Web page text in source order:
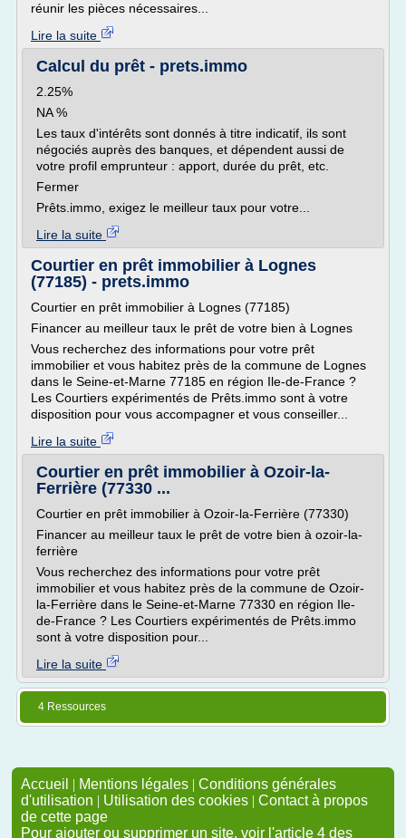
réunir les pièces nécessaires...
Lire la suite
Calcul du prêt - prets.immo
2.25%
NA %
Les taux d'intérêts sont donnés à titre indicatif, ils sont
négociés auprès des banques, et dépendent aussi de
votre profil emprunteur : apport, durée du prêt, etc.
Fermer
Prêts.immo, exigez le meilleur taux pour votre...
Lire la suite
Courtier en prêt immobilier à Lognes
(77185) - prets.immo
Courtier en prêt immobilier à Lognes (77185)
Financer au meilleur taux le prêt de votre bien à Lognes
Vous recherchez des informations pour votre prêt
immobilier et vous habitez près de la commune de Lognes
dans le Seine-et-Marne 77185 en région Ile-de-France ?
Les Courtiers expérimentés de Prêts.immo sont à votre
disposition pour vous accompagner et vous conseiller...
Lire la suite
Courtier en prêt immobilier à Ozoir-la-
Ferrière (77330 ...
Courtier en prêt immobilier à Ozoir-la-Ferrière (77330)
Financer au meilleur taux le prêt de votre bien à ozoir-la-
ferrière
Vous recherchez des informations pour votre prêt
immobilier et vous habitez près de la commune de Ozoir-
la-Ferrière dans le Seine-et-Marne 77330 en région Ile-
de-France ? Les Courtiers expérimentés de Prêts.immo
sont à votre disposition pour...
Lire la suite
4 Ressources
Accueil | Mentions légales | Conditions générales
d'utilisation | Utilisation des cookies | Contact à propos
de cette page
Pour ajouter ou supprimer un site, voir l'article 4 des